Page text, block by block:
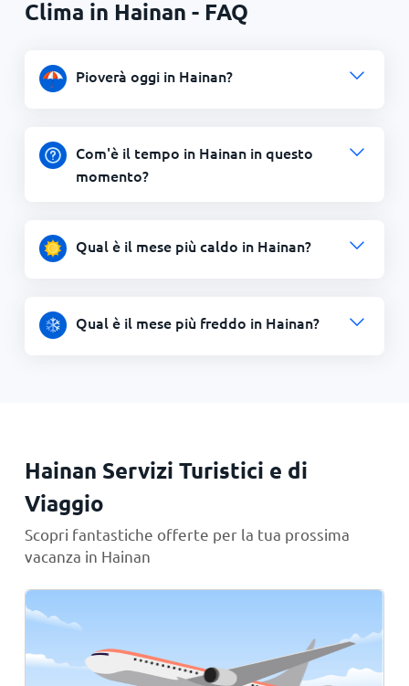
Clima in Hainan - FAQ
Pioverà oggi in Hainan?
Com'è il tempo in Hainan in questo
momento?
Qual è il mese più caldo in Hainan?
Qual è il mese più freddo in Hainan?
Hainan Servizi Turistici e di
Viaggio
Scopri fantastiche offerte per la tua prossima
vacanza in Hainan